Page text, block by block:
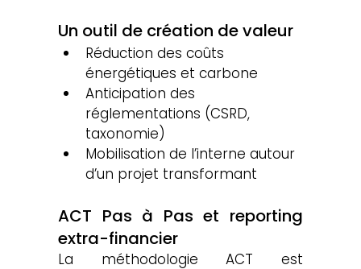
Un outil de création de valeur
Réduction des coûts
énergétiques et carbone
Anticipation des
réglementations (CSRD,
taxonomie)
Mobilisation de l’interne autour
d’un projet transformant
ACT Pas à Pas et reporting
extra-financier